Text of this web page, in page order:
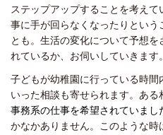
ステップアップすることを考え
事に手が回らなくなったりという
とも。生活の変化について予想
れているか、お伺いしていきます。
子どもが幼稚園に行っている時間
いった相談も寄せられます。ある
事務系の仕事を希望されていまし
かなかありません。このような